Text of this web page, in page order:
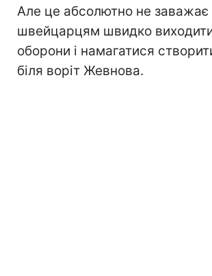
Але це абсолютно не заважає
швейцарцям швидко
оборони і намагатися
біля воріт Жевнова.